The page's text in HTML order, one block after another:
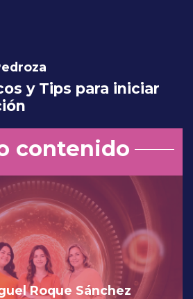
y Tips para iniciar
contenido
Roque Sánchez